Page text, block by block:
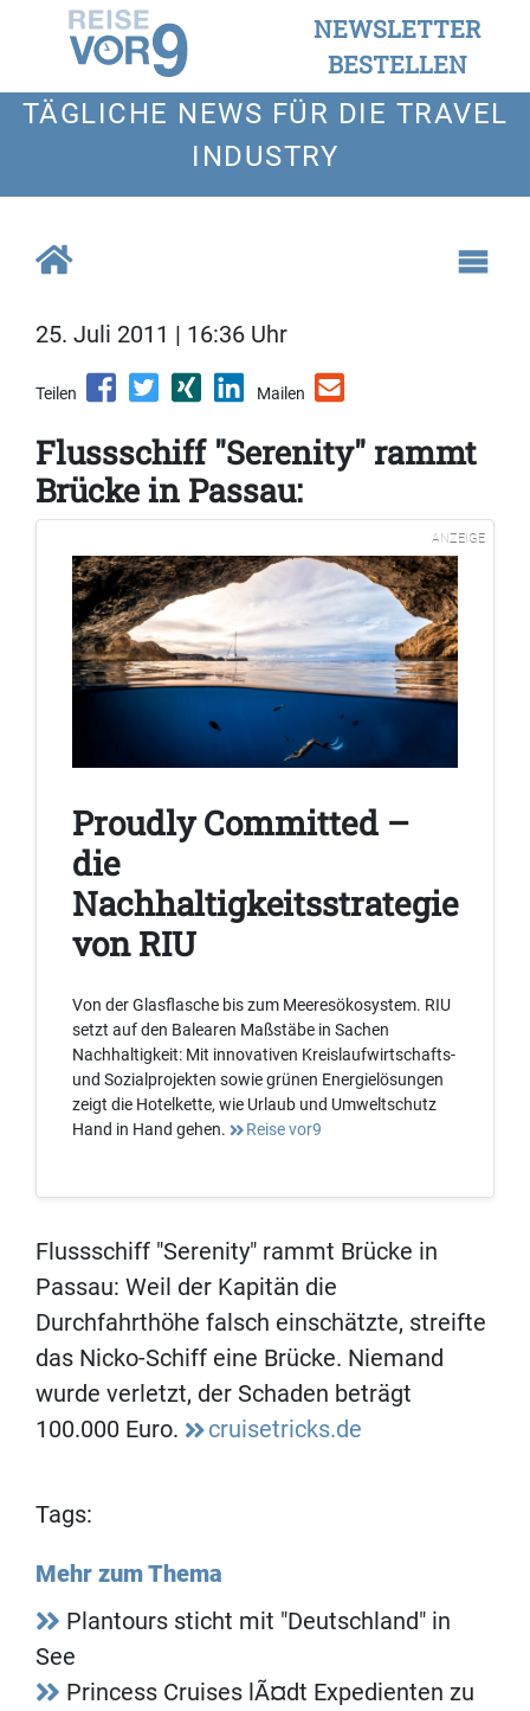
NEWSLETTER
BESTELLEN
TÄGLICHE NEWS FÜR DIE TRAVEL
INDUSTRY
25. Juli 2011 | 16:36 Uhr
Teilen Mailen
Flussschiff "Serenity" rammt
Brücke in Passau:
ANZEIGE
Proudly Committed –
die
Nachhaltigkeitsstrategie
von RIU
Von der Glasflasche bis zum Meeresökosystem. RIU
setzt auf den Balearen Maßstäbe in Sachen
Nachhaltigkeit: Mit innovativen Kreislaufwirtschafts-
und Sozialprojekten sowie grünen Energielösungen
zeigt die Hotelkette, wie Urlaub und Umweltschutz
Hand in Hand gehen.
Reise vor9
Flussschiff "Serenity" rammt Brücke in
Passau: Weil der Kapitän die
Durchfahrthöhe falsch einschätzte, streifte
das Nicko-Schiff eine Brücke. Niemand
wurde verletzt, der Schaden beträgt
100.000 Euro.
cruisetricks.de
Tags:
Mehr zum Thema
Plantours sticht mit "Deutschland" in
See
Princess Cruises lÃ¤dt Expedienten zu